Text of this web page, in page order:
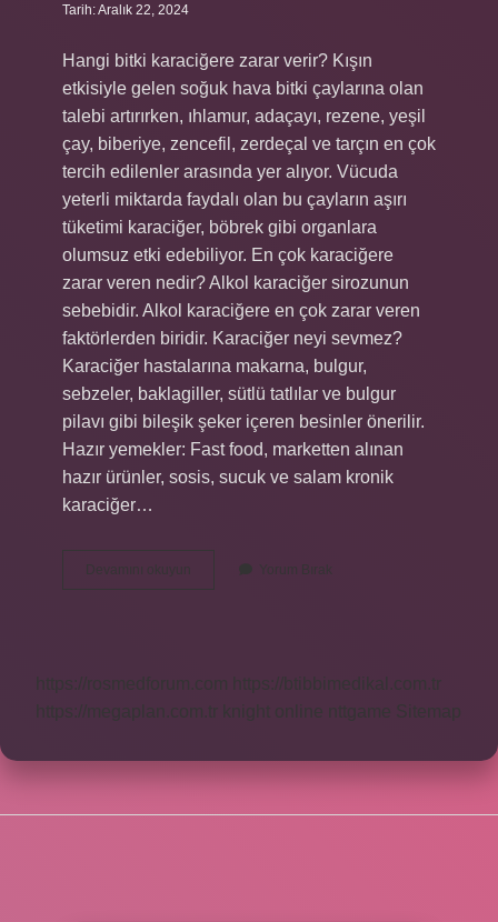
Tarih: Aralık 22, 2024
Hangi bitki karaciğere zarar verir? Kışın
etkisiyle gelen soğuk hava bitki çaylarına olan
talebi artırırken, ıhlamur, adaçayı, rezene, yeşil
çay, biberiye, zencefil, zerdeçal ve tarçın en çok
tercih edilenler arasında yer alıyor. Vücuda
yeterli miktarda faydalı olan bu çayların aşırı
tüketimi karaciğer, böbrek gibi organlara
olumsuz etki edebiliyor. En çok karaciğere
zarar veren nedir? Alkol karaciğer sirozunun
sebebidir. Alkol karaciğere en çok zarar veren
faktörlerden biridir. Karaciğer neyi sevmez?
Karaciğer hastalarına makarna, bulgur,
sebzeler, baklagiller, sütlü tatlılar ve bulgur
pilavı gibi bileşik şeker içeren besinler önerilir.
Hazır yemekler: Fast food, marketten alınan
hazır ürünler, sosis, sucuk ve salam kronik
karaciğer…
Devamını okuyun
Bitkiler
Yorum Bırak
https://rosmedforum.com
https://btibbimedikal.com.tr
https://megaplan.com.tr knight online nttgame Sitemap